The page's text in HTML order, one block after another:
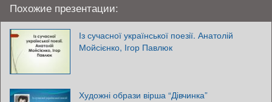
Похожие презентации:
Із сучасної української поезії. Анатолій
Мойсієнко, Ігор Павлюк
Художні образи вірша “Дівчинка”